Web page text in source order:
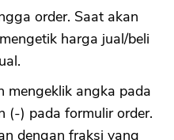
order. Saat akan
harga jual/beli
mengeklik angka pada
(-) pada formulir order.
dengan fraksi yang